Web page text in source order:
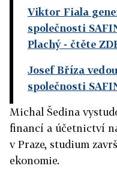
Viktor Fiala
společnosti
Plachý- čtěte
Josef Bříza
společnosti
Michal Šedina
financí a účetnictví
v Praze, studium
ekonomie.